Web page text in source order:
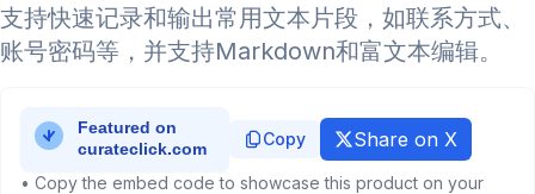
支持快速记录和输出常用文本片段，如联系方式、
账号密码等，并支持Markdown和富文本编辑。
Copy Share on X
• Copy the embed code to showcase this product on your